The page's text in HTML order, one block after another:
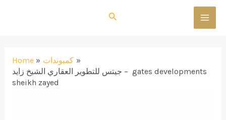
Search
Home
كمبوندات
جيتس للتطوير العقاري الشيخ زايد – gates developments
sheikh zayed